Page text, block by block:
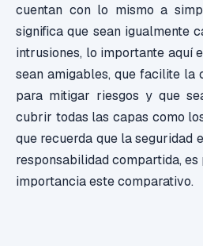
cuentan con lo mismo a
significa que sean igualmente
intrusiones, lo importante aquí
sean amigables, que facilite la
para mitigar riesgos y que
cubrir todas las capas como
que recuerda que la seguridad
responsabilidad compartida,
importancia este comparativo.